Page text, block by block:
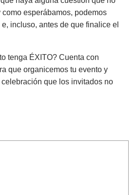
esperábamos, podemos
incluso, antes de que finalice el
tenga ÉXITO? Cuenta con
que organicemos tu evento y
que los invitados no